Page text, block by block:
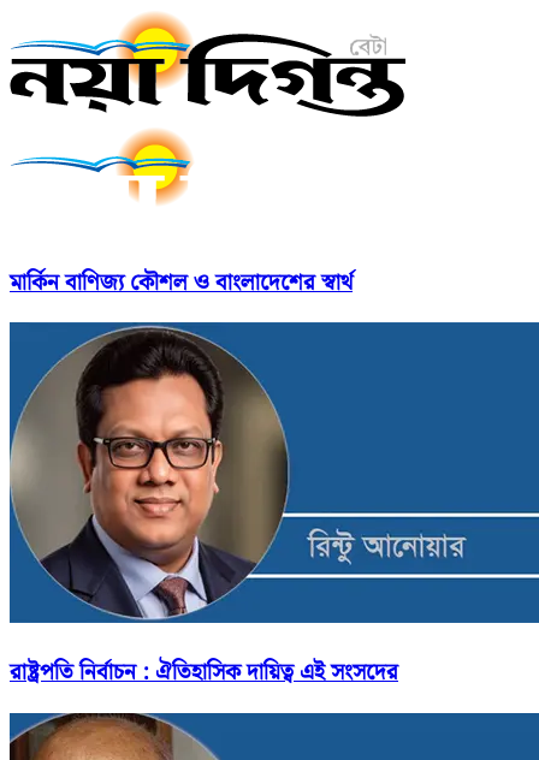
মার্কিন বাণিজ্য কৌশল ও বাংলাদেশের স্বার্থ
রাষ্ট্রপতি নির্বাচন : ঐতিহাসিক দায়িত্ব এই সংসদের